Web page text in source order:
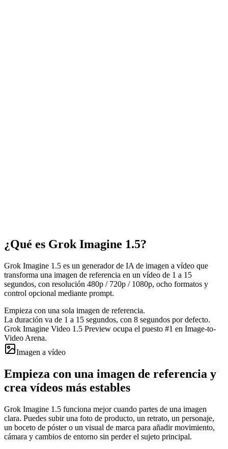
¿Qué es Grok Imagine 1.5?
Grok Imagine 1.5 es un generador de IA de imagen a vídeo que
transforma una imagen de referencia en un vídeo de 1 a 15
segundos, con resolución 480p / 720p / 1080p, ocho formatos y
control opcional mediante prompt.
Empieza con una sola imagen de referencia.
La duración va de 1 a 15 segundos, con 8 segundos por defecto.
Grok Imagine Video 1.5 Preview ocupa el puesto #1 en Image-to-
Video Arena.
Imagen a vídeo
Empieza con una imagen de referencia y
crea vídeos más estables
Grok Imagine 1.5 funciona mejor cuando partes de una imagen
clara. Puedes subir una foto de producto, un retrato, un personaje,
un boceto de póster o un visual de marca para añadir movimiento,
cámara y cambios de entorno sin perder el sujeto principal.